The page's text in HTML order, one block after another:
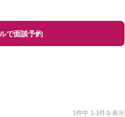
で面談予約
1件中 1-1件を表示